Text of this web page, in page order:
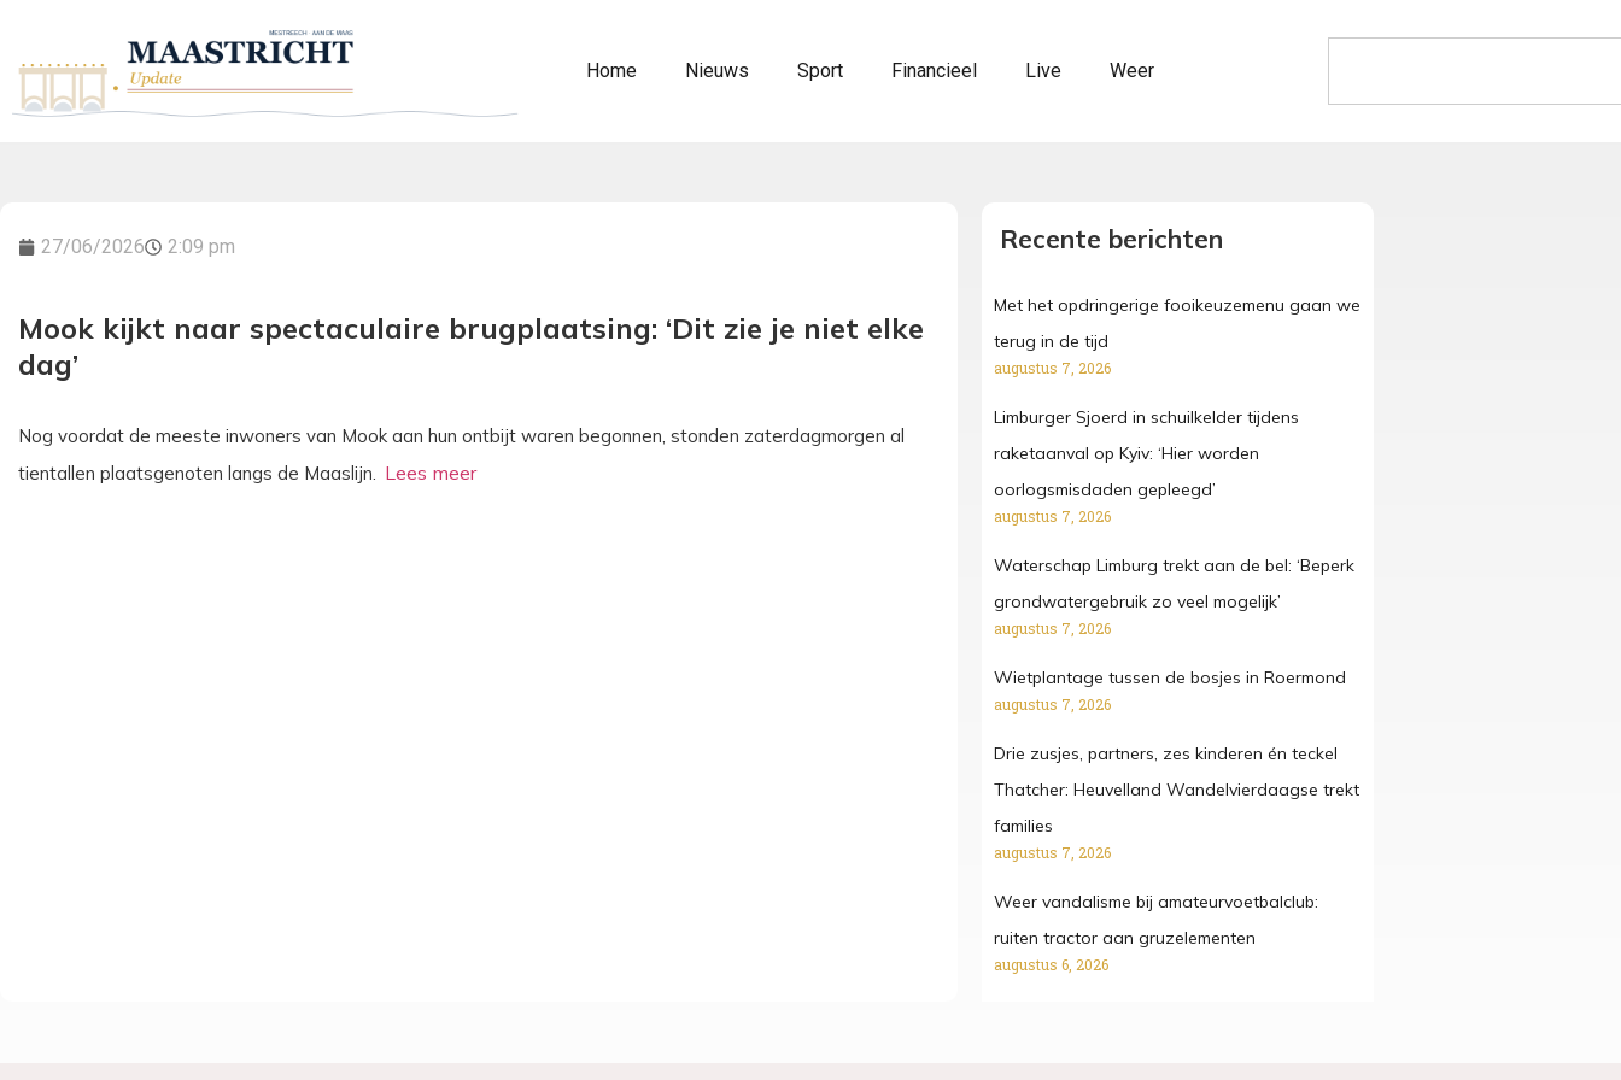
Home Nieuws Sport Financieel Live Weer
27/06/2026 2:09 pm
Mook kijkt naar spectaculaire brugplaatsing: ‘Dit zie je niet elke
dag’
Nog voordat de meeste inwoners van Mook aan hun ontbijt waren begonnen, stonden zaterdagmorgen al
tientallen plaatsgenoten langs de Maaslijn.
Recente berichten
Met het opdringerige fooikeuzemenu gaan we
terug in de tijd
augustus 7, 2026
Limburger Sjoerd in schuilkelder tijdens
raketaanval op Kyiv: ‘Hier worden
oorlogsmisdaden gepleegd’
augustus 7, 2026
Waterschap Limburg trekt aan de bel: ‘Beperk
grondwatergebruik zo veel mogelijk’
augustus 7, 2026
Wietplantage tussen de bosjes in Roermond
augustus 7, 2026
Drie zusjes, partners, zes kinderen én teckel
Thatcher: Heuvelland Wandelvierdaagse trekt
families
augustus 7, 2026
Weer vandalisme bij amateurvoetbalclub:
ruiten tractor aan gruzelementen
augustus 6, 2026